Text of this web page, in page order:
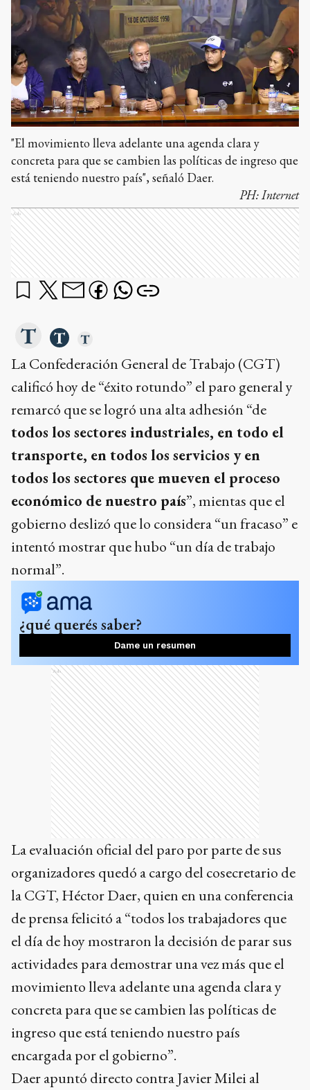
"El movimiento lleva adelante una agenda clara y
concreta para que se cambien las políticas de ingreso que
está teniendo nuestro país", señaló Daer.
PH:Internet
Ads
La Confederación General de Trabajo (CGT)
calificó hoy de “éxito rotundo” el paro general y
remarcó que se logró una alta adhesión “de
todos los sectores industriales, en todo el
transporte, en todos los servicios y en
todos los sectores que mueven el proceso
económico de nuestro país”, mientas que el
gobierno deslizó que lo considera “un fracaso” e
intentó mostrar que hubo “un día de trabajo
normal”.
¿qué querés saber?
Dame un resumen
Ads
La evaluación oficial del paro por parte de sus
organizadores quedó a cargo del cosecretario de
la CGT, Héctor Daer, quien en una conferencia
de prensa felicitó a “todos los trabajadores que
el día de hoy mostraron la decisión de parar sus
actividades para demostrar una vez más que el
movimiento lleva adelante una agenda clara y
concreta para que se cambien las políticas de
ingreso que está teniendo nuestro país
encargada por el gobierno”.
Daer apuntó directo contra Javier Milei al